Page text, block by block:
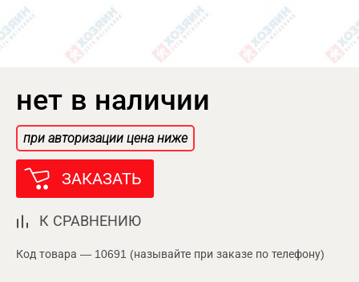
нет в наличии
при авторизации цена ниже
ЗАКАЗАТЬ
К СРАВНЕНИЮ
Код товара — 10691 (называйте при заказе по телефону)